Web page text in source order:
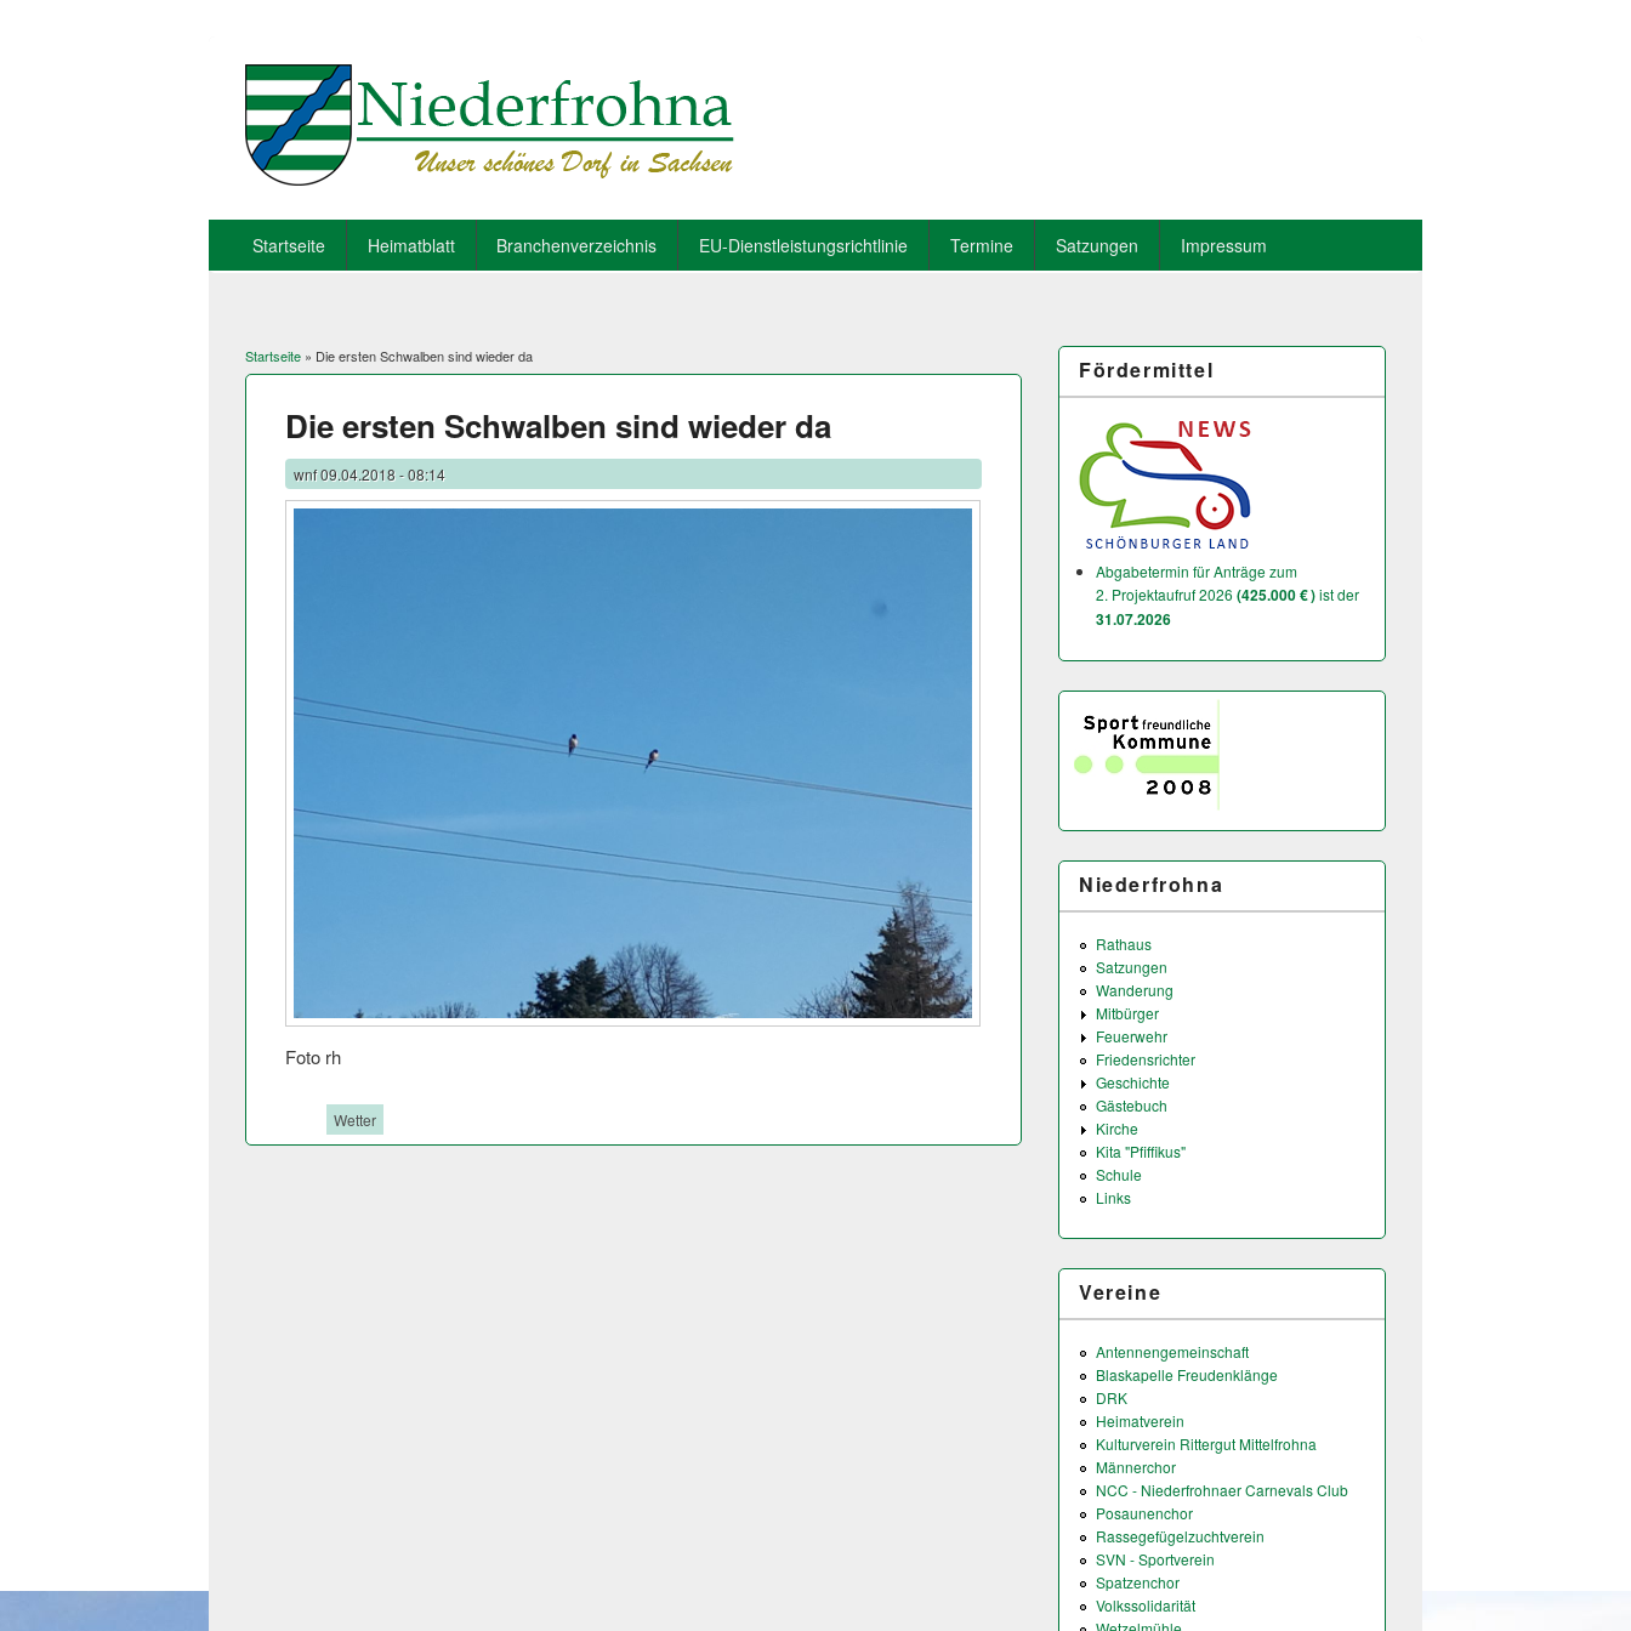
Startseite Heimatblatt Branchenverzeichnis EU-Dienstleistungsrichtlinie Termine Satzungen Impressum
Sie sind hier
Startseite » Die ersten Schwalben sind wieder da
Die ersten Schwalben sind wieder da
wnf09.04.2018 - 08:14
Foto rh
Wetter
Fördermittel
Abgabetermin für Anträge zum
2. Projektaufruf 2026 (425.000 € )ist der
31.07.2026
Niederfrohna
Rathaus
Satzungen
Wanderung
Mitbürger
Feuerwehr
Friedensrichter
Geschichte
Gästebuch
Kirche
Kita "Pfiffikus"
Schule
Links
Vereine
Antennengemeinschaft
Blaskapelle Freudenklänge
DRK
Heimatverein
Kulturverein Rittergut Mittelfrohna
Männerchor
NCC - Niederfrohnaer Carnevals Club
Posaunenchor
Rassegefügelzuchtverein
SVN - Sportverein
Spatzenchor
Volkssolidarität